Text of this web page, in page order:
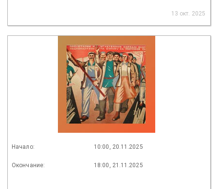
13 окт. 2025
Начало: 10:00, 20.11.2025
Окончание: 18:00, 21.11.2025